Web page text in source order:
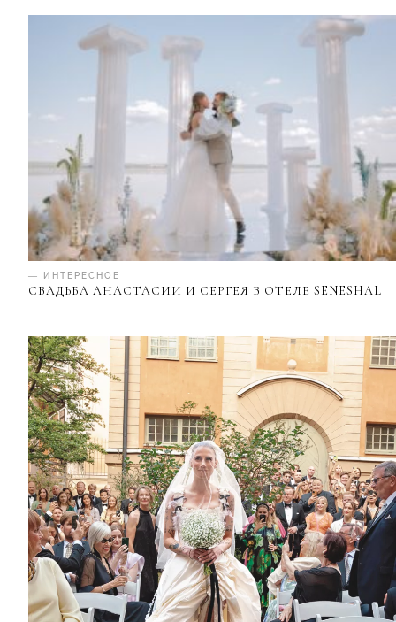
— ИНТЕРЕСНОЕ
СВАДЬБА АНАСТАСИИ И СЕРГЕЯ В ОТЕЛЕ SENESHAL